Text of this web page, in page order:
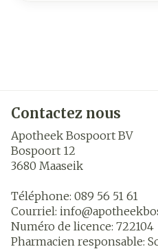
Contactez nous
Apotheek Bospoort BV
Bospoort 12
3680 Maaseik
Téléphone: 089 56 51 61
Courriel: info@
Numéro de licence: 722104
Pharmacien responsable: